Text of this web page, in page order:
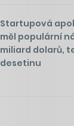
Startupová
měl populární
miliard dolarů,
desetinu